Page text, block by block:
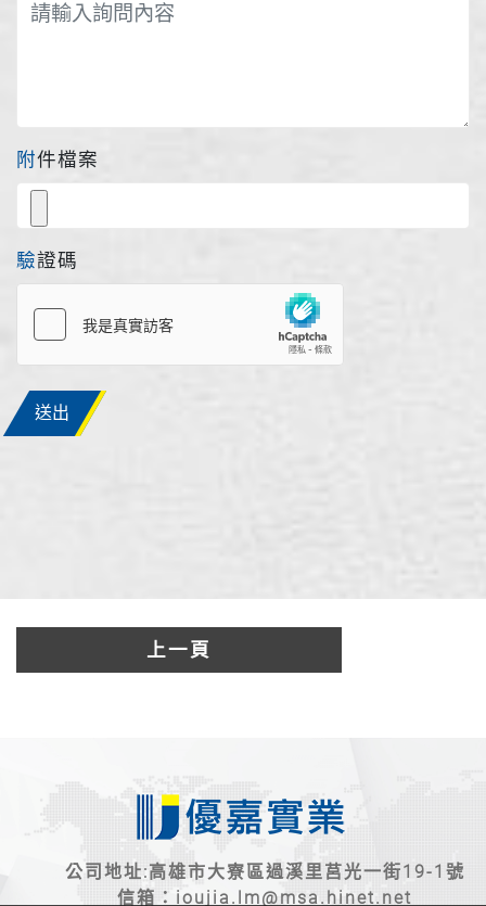
附件檔案
驗證碼
送出
上一頁
公司地址:高雄市大寮區過溪里莒光一街19-1號
信箱： ioujia.lm@msa.hinet.net